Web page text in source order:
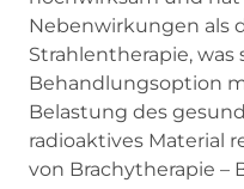
Nebenwirkungen als
Strahlentherapie,
Behandlungsoption
Belastung des
radioaktives Material
von Brachytherapie –